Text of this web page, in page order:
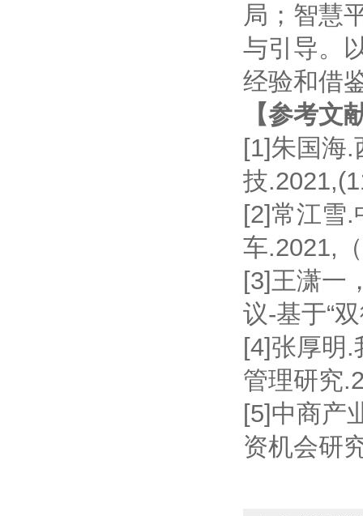
局；智慧
与引导。
经验和借
【参考文
[1]朱国海
技
[2]常江雪
车.2021,
[3]王潇一
议-基于“
[4]张厚明
管理研究
[5]中商产
资机会研